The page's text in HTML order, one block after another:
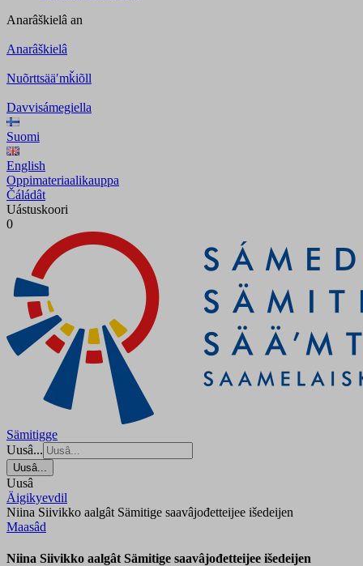
Anarâškielâ an
Anarâškielâ
Nuõrttsääʹmǩiõll
Davvisámegiella
Suomi
English
Oppimateriaalikauppa
Čáládât
Uástuskoori
0
Sämitigge
Uusâ...
Uusâ...
Uusâ
Äigikyevdil
Niina Siivikko aalgât Sämitige saavâjođetteijee išedeijen
Maasâd
Niina Siivikko aalgât Sämitige saavâjođetteijee išedeijen